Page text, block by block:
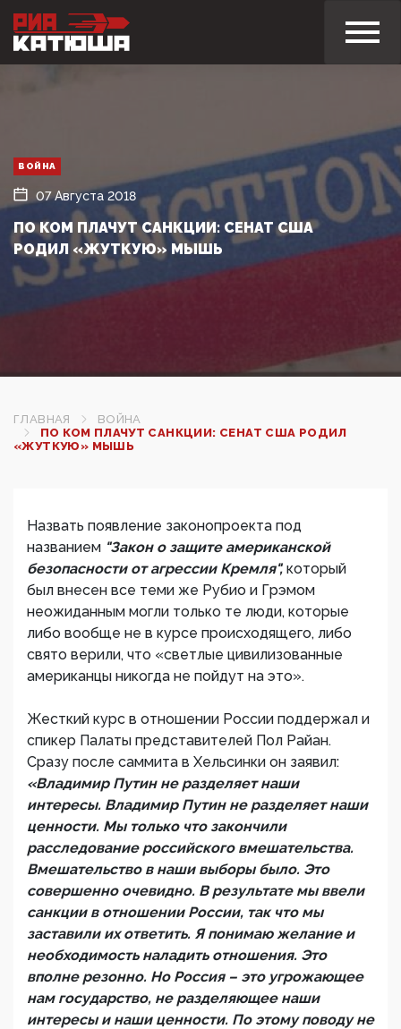
ВОЙНА
07 Августа 2018
ПО КОМ ПЛАЧУТ САНКЦИИ: СЕНАТ США
РОДИЛ «ЖУТКУЮ» МЫШЬ
ГЛАВНАЯ
ВОЙНА
ПО КОМ ПЛАЧУТ САНКЦИИ: СЕНАТ США РОДИЛ
«ЖУТКУЮ» МЫШЬ
Назвать появление законопроекта под
названием "Закон о защите американской
безопасности от агрессии Кремля", который
был внесен все теми же Рубио и Грэмом
неожиданным могли только те люди, которые
либо вообще не в курсе происходящего, либо
свято верили, что «светлые цивилизованные
американцы никогда не пойдут на это».
Жесткий курс в отношении России поддержал и
спикер Палаты представителей Пол Райан.
Сразу после саммита в Хельсинки он заявил:
«Владимир Путин не разделяет наши
интересы. Владимир Путин не разделяет наши
ценности. Мы только что закончили
расследование российского вмешательства.
Вмешательство в наши выборы было. Это
совершенно очевидно. В результате мы ввели
санкции в отношении России, так что мы
заставили их ответить. Я понимаю желание и
необходимость наладить отношения. Это
вполне резонно. Но Россия – это угрожающее
нам государство, не разделяющее наши
интересы и наши ценности. По этому поводу не